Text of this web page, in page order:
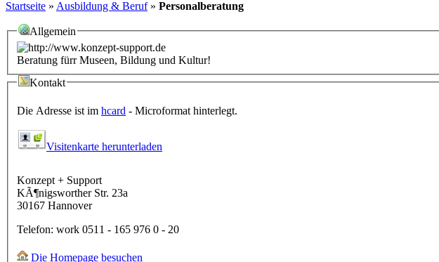
Startseite » Ausbildung & Beruf» Personalberatung
Allgemein
Beratung fürr Museen, Bildung und Kultur!
Kontakt
Die Adresse ist im hcard - Microformat hinterlegt.
Visitenkarte herunterladen
Konzept + Support
KÃ¶nigsworther Str. 23a
30167 Hannover
Telefon: work 0511 - 165 976 0 - 20
Die Homepage besuchen